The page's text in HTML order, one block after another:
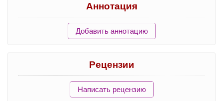
Аннотация
Добавить аннотацию
Рецензии
Написать рецензию